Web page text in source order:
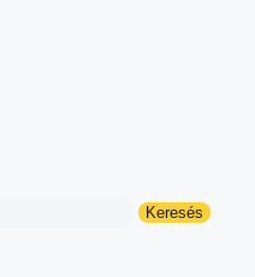
Keresés